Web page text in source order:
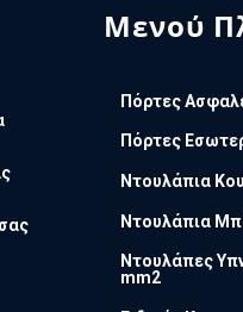
Μενού
Πόρτες
Πόρτες
Ντουλάπια
Ντουλάπια
Ντουλάπες
mm2